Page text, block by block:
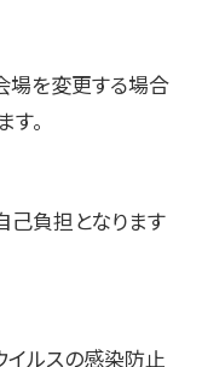
場を変更する場合
。
己負担となります
イルスの感染防止